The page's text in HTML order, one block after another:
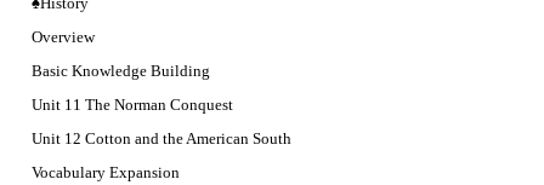
Overview
Basic Knowledge Building
Unit 11 The Norman Conquest
Unit 12 Cotton and the American South
Vocabulary Expansion